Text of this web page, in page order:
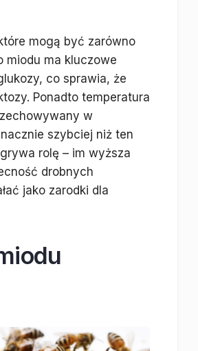
mogą być zarówno
miodu ma kluczowe
co sprawia, że
Ponadto temperatura
w
szybciej niż ten
rolę – im wyższa
drobnych
jako zarodki dla